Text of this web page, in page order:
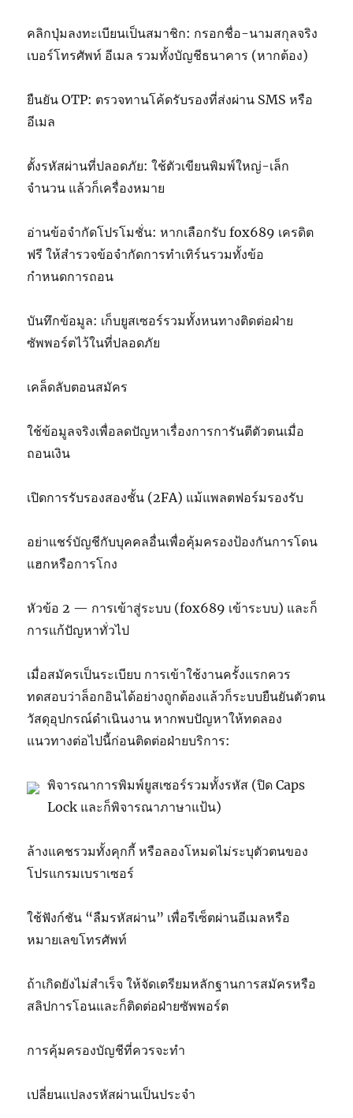
คลิกปุ่มลงทะเบียนเป็นสมาชิก: กรอกชื่อ-นามสกุลจริง
เบอร์โทรศัพท์ อีเมล รวมทั้งบัญชีธนาคาร (หากต้อง)
ยืนยัน OTP: ตรวจทานโค้ดรับรองที่ส่งผ่าน SMS หรือ
อีเมล
ตั้งรหัสผ่านที่ปลอดภัย: ใช้ตัวเขียนพิมพ์ใหญ่-เล็ก
จำนวน แล้วก็เครื่องหมาย
อ่านข้อจำกัดโปรโมชั่น: หากเลือกรับ fox689 เครดิต
ฟรี ให้สำรวจข้อจำกัดการทำเทิร์นรวมทั้งข้อ
กำหนดการถอน
บันทึกข้อมูล: เก็บยูสเซอร์รวมทั้งหนทางติดต่อฝ่าย
ซัพพอร์ตไว้ในที่ปลอดภัย
เคล็ดลับตอนสมัคร
ใช้ข้อมูลจริงเพื่อลดปัญหาเรื่องการการันตีตัวตนเมื่อ
ถอนเงิน
เปิดการรับรองสองชั้น (2FA) แม้แพลตฟอร์มรองรับ
อย่าแชร์บัญชีกับบุคคลอื่นเพื่อคุ้มครองป้องกันการโดน
แฮกหรือการโกง
หัวข้อ 2 — การเข้าสู่ระบบ (fox689 เข้าระบบ) และก็
การแก้ปัญหาทั่วไป
เมื่อสมัครเป็นระเบียบ การเข้าใช้งานครั้งแรกควร
ทดสอบว่าล็อกอินได้อย่างถูกต้องแล้วก็ระบบยืนยันตัวตน
วัสดุอุปกรณ์ดำเนินงาน หากพบปัญหาให้ทดลอง
แนวทางต่อไปนี้ก่อนติดต่อฝ่ายบริการ:
พิจารณาการพิมพ์ยูสเซอร์รวมทั้งรหัส (ปิด Caps
Lock และก็พิจารณาภาษาแป้น)
ล้างแคชรวมทั้งคุกกี้ หรือลองโหมดไม่ระบุตัวตนของ
โปรแกรมเบราเซอร์
ใช้ฟังก์ชัน “ลืมรหัสผ่าน” เพื่อรีเซ็ตผ่านอีเมลหรือ
หมายเลขโทรศัพท์
ถ้าเกิดยังไม่สำเร็จ ให้จัดเตรียมหลักฐานการสมัครหรือ
สลิปการโอนและก็ติดต่อฝ่ายซัพพอร์ต
การคุ้มครองบัญชีที่ควรจะทำ
เปลี่ยนแปลงรหัสผ่านเป็นประจำ